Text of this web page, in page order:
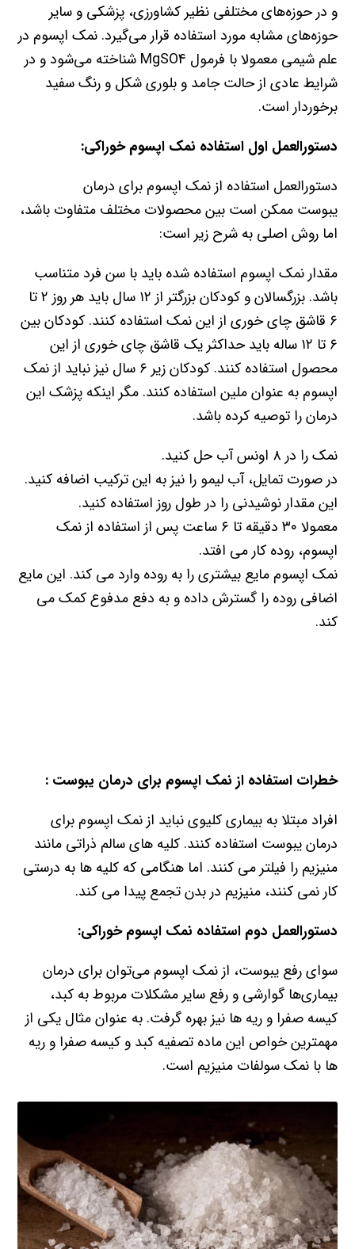
و در حوزه‌های مختلفی نظیر کشاورزی، پزشکی و سایر
حوزه‌های مشابه مورد استفاده قرار می‌گیرد. نمک اپسوم در
علم شیمی معمولا با فرمول MgSO4 شناخته می‌شود و در
شرایط عادی از حالت جامد و بلوری شکل و رنگ سفید
برخوردار است.
دستورالعمل اول استفاده نمک اپسوم خوراکی:
دستورالعمل استفاده از نمک اپسوم برای درمان
یبوست ممکن است بین محصولات مختلف متفاوت باشد،
اما روش اصلی به شرح زیر است:
مقدار نمک اپسوم استفاده شده باید با سن فرد متناسب
باشد. بزرگسالان و کودکان بزرگتر از ۱۲ سال باید هر روز ۲ تا
۶ قاشق چای خوری از این نمک استفاده کنند. کودکان بین
۶ تا ۱۲ ساله باید حداکثر یک قاشق چای خوری از این
محصول استفاده کنند. کودکان زیر ۶ سال نیز نباید از نمک
اپسوم به عنوان ملین استفاده کنند. مگر اینکه پزشک این
درمان را توصیه کرده باشد.
نمک را در ۸ اونس آب حل کنید.
در صورت تمایل، آب لیمو را نیز به این ترکیب اضافه کنید.
این مقدار نوشیدنی را در طول روز استفاده کنید.
معمولا ۳۰ دقیقه تا ۶ ساعت پس از استفاده از نمک
اپسوم، روده کار می افتد.
نمک اپسوم مایع بیشتری را به روده وارد می کند. این مایع
اضافی روده را گسترش داده و به دفع مدفوع کمک می
کند.
خطرات استفاده از نمک اپسوم برای درمان یبوست :
افراد مبتلا به بیماری کلیوی نباید از نمک اپسوم برای
درمان یبوست استفاده کنند. کلیه های سالم ذراتی مانند
منیزیم را فیلتر می کنند. اما هنگامی که کلیه ها به درستی
کار نمی کنند، منیزیم در بدن تجمع پیدا می کند.
دستورالعمل دوم استفاده نمک اپسوم خوراکی:
سوای رفع یبوست، از نمک اپسوم می‌توان برای درمان
بیماری‌ها گوارشی و رفع سایر مشکلات مربوط به کبد،
کیسه صفرا و ریه ها نیز بهره گرفت. به عنوان مثال یکی از
مهمترین خواص این ماده تصفیه کبد و کیسه صفرا و ریه
ھا با نمک سولفات منیزیم است.